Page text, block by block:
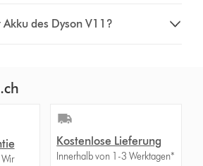
des Dyson V11?
Kostenlose Lieferung
Innerhalb von 1-3 Werktagen*